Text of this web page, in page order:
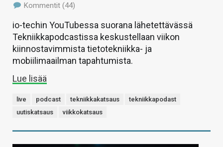
Kommentit (44)
io-techin YouTubessa suorana lähetettävässä
Tekniikkapodcastissa keskustellaan viikon
kiinnostavimmista tietotekniikka- ja
mobiilimaailman tapahtumista.
Lue lisää
live podcast tekniikkakatsaus
tekniikkapodast
uutiskatsaus
viikkokatsaus